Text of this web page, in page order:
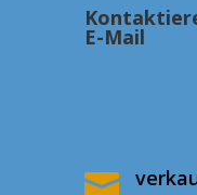
E-Mail
